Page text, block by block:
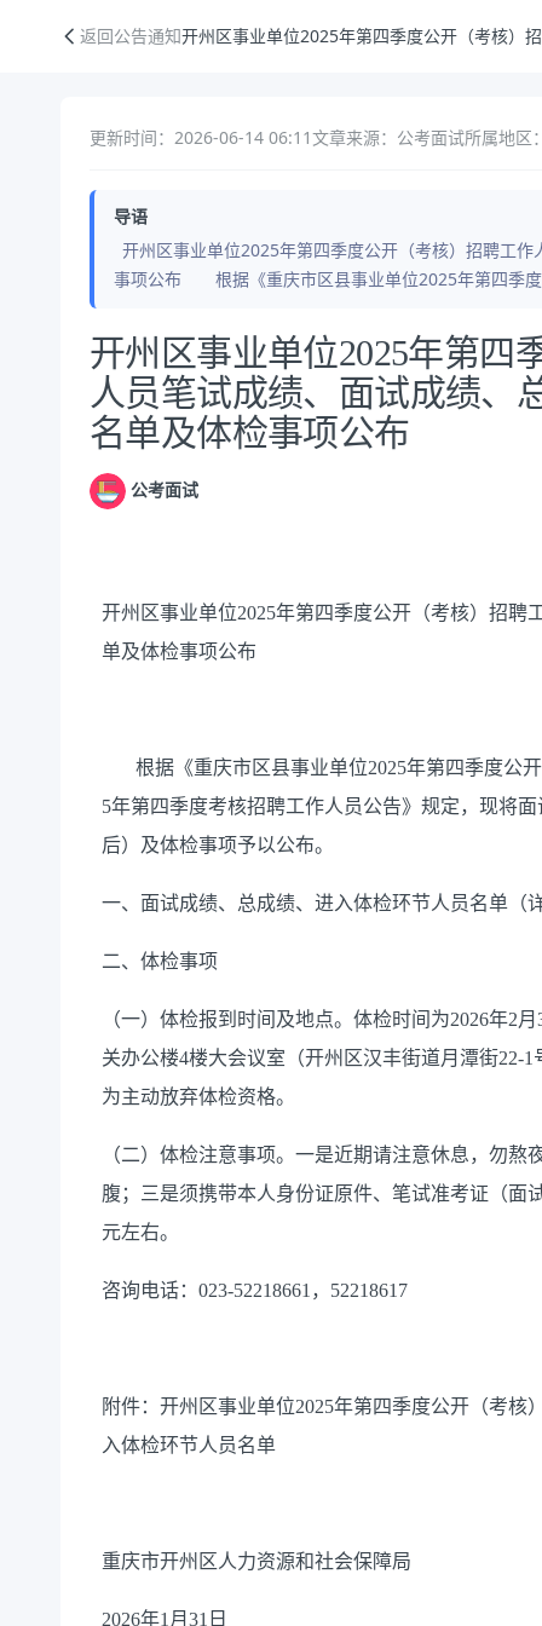
返回公告通知开州区事业单位2025年第四季度公开（考核）
更新时间：2026-06-14 06:11文章来源：公考面试所属地区
导语
开州区事业单位2025年第四季度公开（考核）招聘工
事项公布 根据《重庆市区县事业单位2025年第四季度
公告正文
开州区事业单位2025年第四
人员笔试成绩、面试成绩、
名单及体检事项公布
公考面试
开州区事业单位2025年第四季度公开（考核）招聘
单及体检事项公布
根据《重庆市区县事业单位2025年第四季度公
5年第四季度考核招聘工作人员公告》规定，现将
后）及体检事项予以公布。
一、面试成绩、总成绩、进入体检环节人员名单 （
二、体检事项
（一）体检报到时间及地点。 体检时间为2026年2月
关办公楼4楼大会议室（开州区汉丰街道月潭街22-1
为主动放弃体检资格。
（二）体检注意事项。 一是近期请注意休息，勿熬
腹；三是须携带本人身份证原件、笔试准考证（面
元左右。
咨询电话： 023-52218661 ， 52218617
附件：开州区事业单位2025年第四季度公开（考核
入体检环节人员名单
重庆市开州区人力资源和社会保障局
2026年1 月 31 日